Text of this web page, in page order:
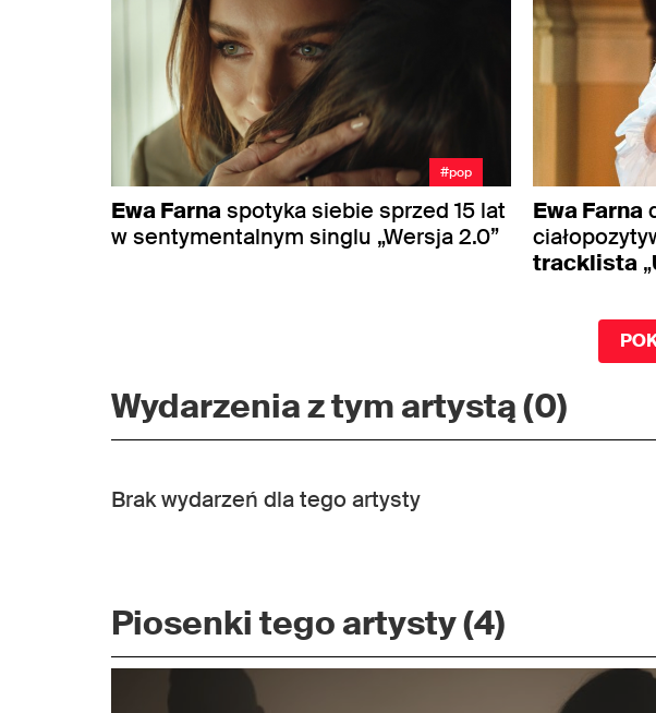
#pop
Ewa Farnaspotyka siebie sprzed 15 lat
w sentymentalnym singlu „Wersja 2.0”
Ewa Farna
tracklista„
Wydarzenia z tym artystą (0)
Brak wydarzeń dla tego artysty
Piosenki tego artysty (4)